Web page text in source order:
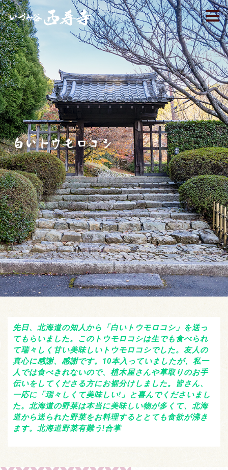
白いトウモロコシ
先日、北海道の知人から「白いトウモロコシ」を送っ
てもらいました。このトウモロコシは生でも食べられ
て瑞々しく甘い美味しいトウモロコシでした。友人の
真心に感謝、感謝です。10本入っていましたが、私一
人では食べきれないので、植木屋さんや草取りのお手
伝いをしてくださる方にお裾分けしました。皆さん、
一応に「瑞々しくて美味しい!」と喜んでくださいまし
た。北海道の野菜は本当に美味しい物が多くて、北海
道から送られた野菜をお料理するととても食欲が沸き
ます。北海道野菜有難う!合掌